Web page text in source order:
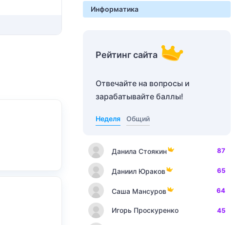
Информатика
Рейтинг сайта
Отвечайте на вопросы и
зарабатывайте баллы!
Неделя Общий
Данила Стоякин 87
Даниил Юраков 65
Саша Мансуров 64
Игорь Проскуренко 45